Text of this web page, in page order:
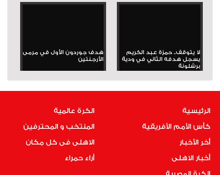
لا يتوقف.. حمزة عبد الكريم
يسجل هدفه الثاني في ودية
برشلونة
هدف جوردون الأول في مرمى
الأرجنتين
الرئيسية
كأس الأمم الأفريقية
أخر الأخبار
أخبار الاهلى
الكرة عالمية
المنتخب و المحترفين
الاهلى فى كل مكان
أراء حمراء